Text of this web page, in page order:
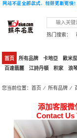
热门搜索：
首页 所有品牌 卡地亞 歐米茄
百達翡麗
江詩丹頓 积家 浪
您当前位置：首页 ⁄所有品牌 ⁄
添加客服微
Contact Us